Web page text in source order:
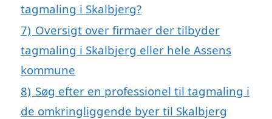
tagmaling i Skalbjerg?
7) Oversigt over firmaer der tilbyder
tagmaling i Skalbjerg eller hele Assens
kommune
8) Søg efter en professionel til tagmaling i
de omkringliggende byer til Skalbjerg